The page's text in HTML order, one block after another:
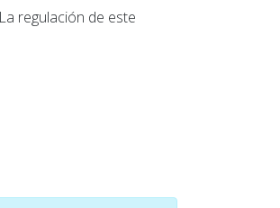
regulación de este